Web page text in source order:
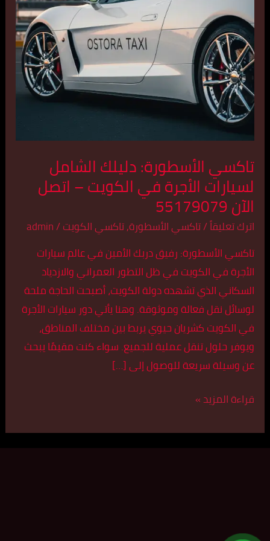
تاكسي الأسطورة: دليلك الشامل
لسيارات الأجرة في الكويت – اتصل
الآن 55179079
اترك تعليقاً/تاكسي الأسطورة,تاكسي الكويت/
admin
تاكسي الأسطورة: رفيق دربك الأمين في عالم سيارات
الأجرة في الكويت في ظل التطور العمراني والازدياد
السكاني الذي تشهده دولة الكويت، أصبحت الحاجة ملحة
لوسائل نقل فعالة وموثوقة. وهنا يأتي دور سيارات الأجرة
في الكويت كشريان حيوي يربط بين مختلف المناطق،
ويوفر حلول تنقل عملية للجميع. سواء كنت مقيمًا يبحث
عن وسيلة سريعة للوصول إلى […]
في
الكويت
–
اتصل
الآن
55179079
قراءة المزيد »